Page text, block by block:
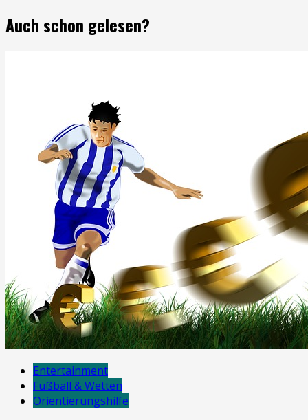
Auch schon gelesen?
Entertainment
Fußball & Wetten
Orientierungshilfe